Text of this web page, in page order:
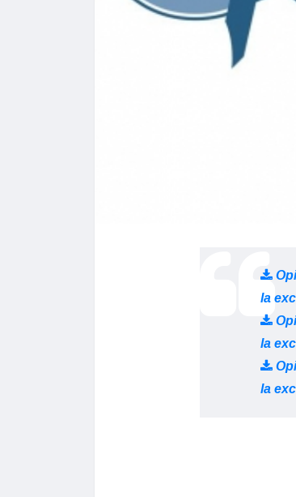
la
la
la